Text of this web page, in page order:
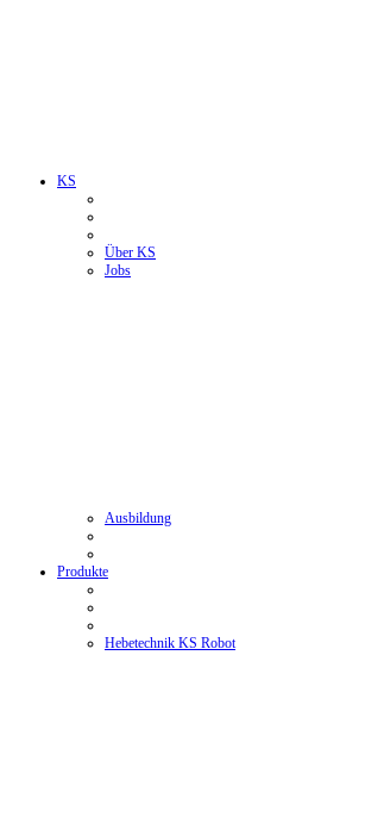
KS
Über KS
Jobs
Ausbildung
Produkte
Hebetechnik KS Robot